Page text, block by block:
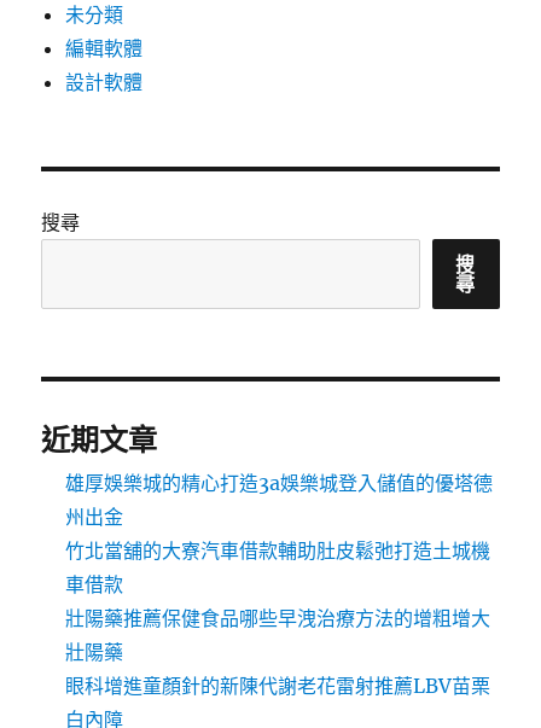
未分類
編輯軟體
設計軟體
搜尋
搜
尋
近期文章
雄厚娛樂城的精心打造3a娛樂城登入儲值的優塔德
州出金
竹北當舖的大寮汽車借款輔助肚皮鬆弛打造土城機
車借款
壯陽藥推薦保健食品哪些早洩治療方法的增粗增大
壯陽藥
眼科增進童顏針的新陳代謝老花雷射推薦LBV苗栗
白內障